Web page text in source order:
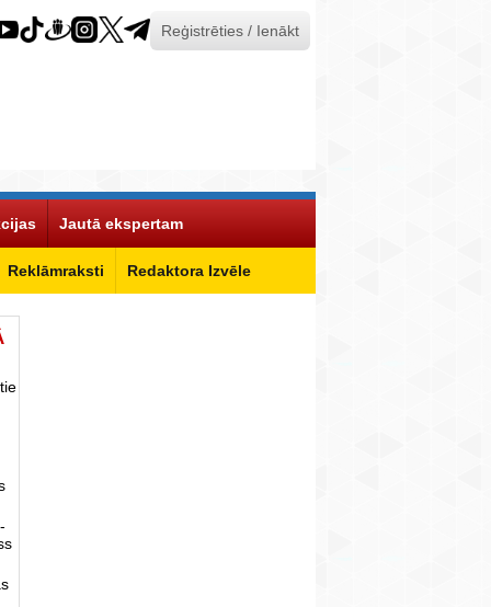
Reģistrēties / Ienākt
Reklāmraksti Redaktora Izvēle
Jautā ekspertam